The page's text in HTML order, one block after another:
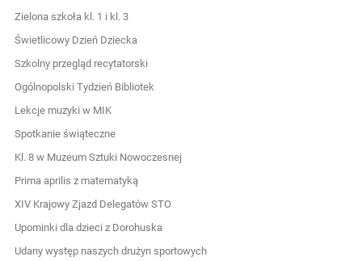
Zielona szkoła kl. 1 i kl. 3
Świetlicowy Dzień Dziecka
Szkolny przegląd recytatorski
Ogólnopolski Tydzień Bibliotek
Lekcje muzyki w MIK
Spotkanie świąteczne
Kl. 8 w Muzeum Sztuki Nowoczesnej
Prima aprilis z matematyką
XIV Krajowy Zjazd Delegatów STO
Upominki dla dzieci z Dorohuska
Udany występ naszych drużyn sportowych